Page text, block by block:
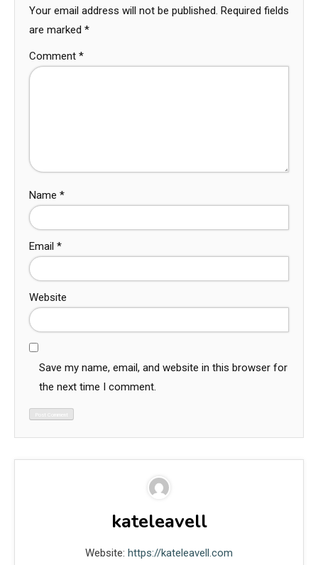
Your email address will not be published. Required fields
are marked *
Comment *
Name *
Email *
Website
Save my name, email, and website in this browser for
the next time I comment.
kateleavell
Website: https://kateleavell.com